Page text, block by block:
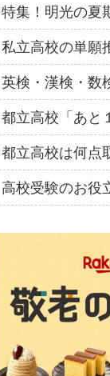
特集！明光の夏
私立高校の単願
英検・漢検・数
都立高校「あと
都立高校は何点
高校受験のお役